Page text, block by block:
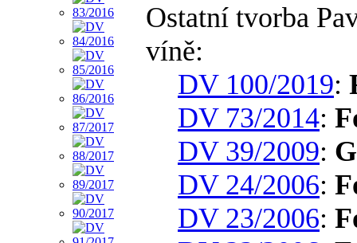
Ostatní tvorba
víně:
DV 100/2019:
DV 73/2014:
DV 39/2009:
DV 24/2006:
DV 23/2006: